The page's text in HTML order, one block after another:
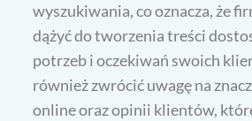
wyszukiwania, co oznacza, że
dążyć do tworzenia treści
potrzeb i oczekiwań swoich
również zwrócić uwagę na
online oraz opinii klientów,